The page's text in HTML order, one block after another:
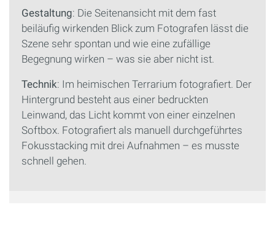
Gestaltung: Die Seitenansicht mit dem fast
beiläufig wirkenden Blick zum Fotografen lässt die
Szene sehr spontan und wie eine zufällige
Begegnung wirken – was sie aber nicht ist.
Technik: Im heimischen Terrarium fotografiert. Der
Hintergrund besteht aus einer bedruckten
Leinwand, das Licht kommt von einer einzelnen
Softbox. Fotografiert als manuell durchgeführtes
Fokusstacking mit drei Aufnahmen – es musste
schnell gehen.